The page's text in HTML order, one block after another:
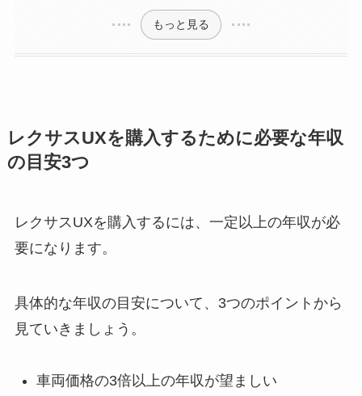
もっと見る
レクサスUXを購入するために必要な年収
の目安3つ
レクサスUXを購入するには、一定以上の年収が必
要になります。
具体的な年収の目安について、3つのポイントから
見ていきましょう。
車両価格の3倍以上の年収が望ましい